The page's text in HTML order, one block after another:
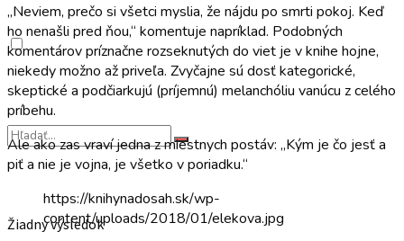
Žiadny výsledok
„Neviem, prečo si všetci myslia, že nájdu po smrti pokoj. Keď
ho nenašli pred ňou,“ komentuje napríklad. Podobných
komentárov príznačne rozseknutých do viet je v knihe hojne,
niekedy možno až priveľa. Zvyčajne sú dosť kategorické,
skeptické a podčiarkujú (príjemnú) melanchóliu vanúcu z celého
príbehu.
Ale ako zas vraví jedna z miestnych postáv: „Kým je čo jesť a
piť a nie je vojna, je všetko v poriadku.“
https://knihynadosah.sk/wp-
content/uploads/2018/01/elekova.jpg